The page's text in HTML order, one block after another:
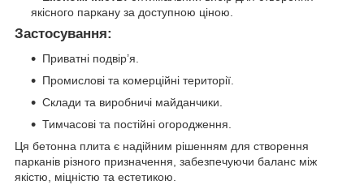
якісного паркану за доступною ціною.
Застосування:
Приватні подвір’я.
Промислові та комерційні території.
Склади та виробничі майданчики.
Тимчасові та постійні огородження.
Ця бетонна плита є надійним рішенням для створення
парканів різного призначення, забезпечуючи баланс між
якістю, міцністю та естетикою.